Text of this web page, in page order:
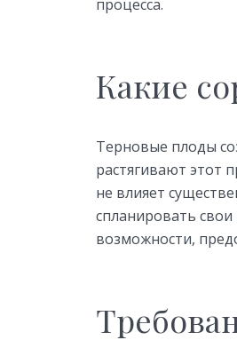
процесса.
Какие
Терновые плоды
растягивают этот
не влияет
спланировать
возможности,